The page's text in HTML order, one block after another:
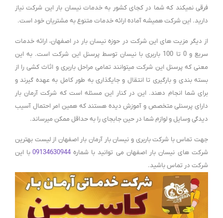
فرقی نمیکند که شما در کجای کشور به خدمات نیسان بار این شرکت نیاز
دارید. این شرکت همیشه آماده ارائه خدمات متنوع به مشتریان خود است.
از دیگر مزیت های این شرکت در حوزه نیسان بار در اصفهان، ارائه خدمات
سریع و 0 تا 100 باربری با نیسان توسط پرسنل این شرکت است. به این
معنی که پرسنل این شرکت میتوانند تمامی مراحل باربری و اثاث کشی را از
بسته بندی و بارگیری تا انتقال و جایگذاری به طور کامل به عهده گیرند و
برای شما انجام دهند. این در کنار این مسئله است که شرکت آرمان بار
دارای پرسنلی متخصص و آموزش دیده هستند که همین امر احتمال آسیب
دیدگی وسایل و لوازم شما در حین جابجای را به حداقل ممکن میرساند.
جهت تماس با شرکت باربری و نیسان بار آرمان بار اصفهان از لیست بهترین
شرکت های نیسان بار اصفهان می توانید با شماره09134630944 با این
شرکت در تماس باشید.